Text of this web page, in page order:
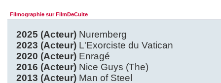
Filmographie sur FilmDeCulte
2025 (Acteur) Nuremberg
2023 (Acteur) L'Exorciste du Vatican
2020 (Acteur) Enragé
2016 (Acteur) Nice Guys (The)
2013 (Acteur) Man of Steel